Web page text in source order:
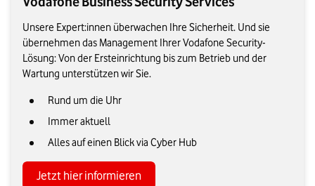
Unsere Expert:innen überwachen Ihre Sicherheit. Und sie
übernehmen das Management Ihrer Vodafone Security-
Lösung: Von der Ersteinrichtung bis zum Betrieb und der
Wartung unterstützen wir Sie.
Rund um die Uhr
Immer aktuell
Alles auf einen Blick via Cyber Hub
Jetzt hier informieren